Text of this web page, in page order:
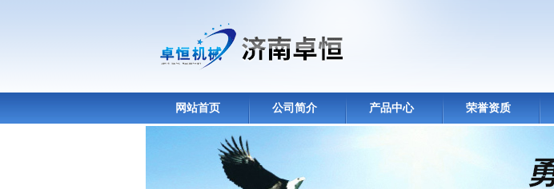
网站首页 公司简介 产品中心 荣誉资质